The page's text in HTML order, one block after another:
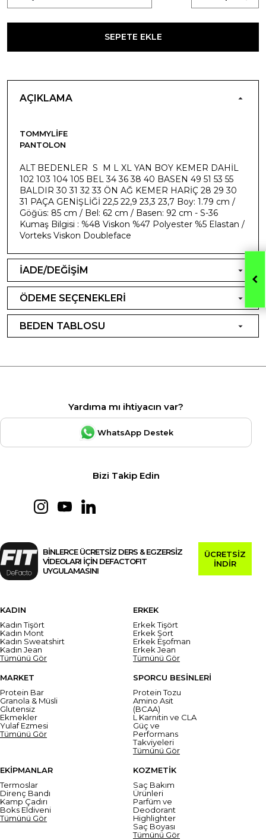
SEPETE EKLE
AÇIKLAMA
TOMMYLIFE
PANTOLON
ALT BEDENLER S M L XL YAN BOY KEMER DAHİL
102 103 104 105 BEL 34 36 38 40 BASEN 49 51 53 55
BALDIR 30 31 32 33 ÖN AĞ KEMER HARİÇ 28 29 30
31 PAÇA GENİŞLİĞİ 22,5 22,9 23,3 23,7 Boy: 1.79 cm /
Göğüs: 85 cm / Bel: 62 cm / Basen: 92 cm - S-36
Kumaş Bilgisi : %48 Viskon %47 Polyester %5 Elastan /
Vorteks Viskon Doubleface
İADE/DEĞİŞİM
ÖDEME SEÇENEKLERİ
BEDEN TABLOSU
Yardıma mı ihtiyacın var?
WhatsApp Destek
Bizi Takip Edin
BİNLERCE ÜCRETSİZ DERS & EGZERSİZ
VİDEOLARI İÇİN DEFACTOFIT
UYGULAMASINI
ÜCRETSİZ
İNDİR
KADIN
Kadın Tişört
Kadın Mont
Kadın Sweatshirt
Kadın Jean
Tümünü Gör
ERKEK
Erkek Tişört
Erkek Şort
Erkek Eşofman
Erkek Jean
Tümünü Gör
MARKET
Protein Bar
Granola & Müsli
Glutensiz
Ekmekler
Yulaf Ezmesi
Tümünü Gör
SPORCU BESİNLERİ
Protein Tozu
Amino Asit
(BCAA)
L Karnitin ve CLA
Güç ve
Performans
Takviyeleri
Tümünü Gör
EKİPMANLAR
Termoslar
Direnç Bandı
Kamp Çadırı
Boks Eldiveni
Tümünü Gör
KOZMETİK
Saç Bakım
Ürünleri
Parfüm ve
Deodorant
Highlighter
Saç Boyası
Tümünü Gör